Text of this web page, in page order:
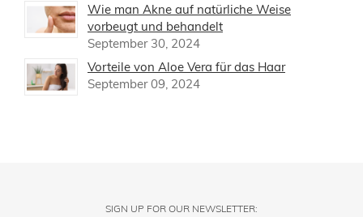
Wie man Akne auf natürliche Weise
vorbeugt und behandelt
September 30, 2024
Vorteile von Aloe Vera für das Haar
September 09, 2024
SIGN UP FOR OUR NEWSLETTER: